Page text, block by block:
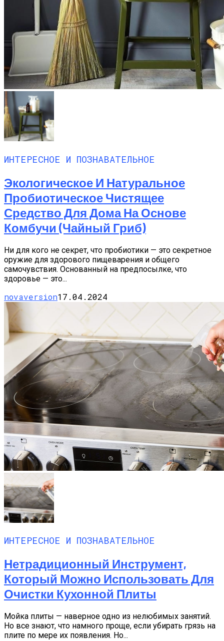
ИНТЕРЕСНОЕ И ПОЗНАВАТЕЛЬНОЕ
Экологическое И Натуральное
Пробиотическое Чистящее
Средство Для Дома На Основе
Комбучи (чайный Гриб)
Ни для кого не секрет, что пробиотики — это секретное
оружие для здорового пищеварения и общего
самочувствия. Основанный на предпосылке, что
здоровье — это...
novaversion17.04.2024
ИНТЕРЕСНОЕ И ПОЗНАВАТЕЛЬНОЕ
Нетрадиционный Инструмент,
Который Можно Использовать Для
Очистки Кухонной Плиты
Мойка плиты — наверное одно из нелюбимых занятий.
Но все знают, что намного проще, если убирать грязь на
плите по мере их появления. Но...